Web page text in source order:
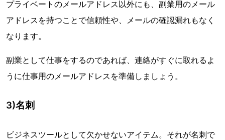
プライベートのメールアドレス以外にも、副業用のメール
アドレスを持つことで信頼性や、メールの確認漏れもなく
なります。
副業として仕事をするのであれば、連絡がすぐに取れるよ
うに仕事用のメールアドレスを準備しましょう。
3)名刺
ビジネスツールとして欠かせないアイテム。それが名刺で